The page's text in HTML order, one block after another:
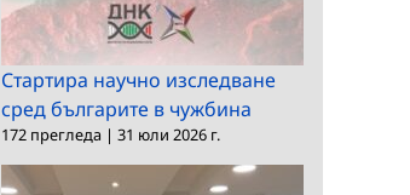
Стартира научно изследване
сред българите в чужбина
172 прегледа | 31 юли 2026 г.